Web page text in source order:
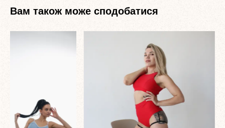
Вам також може сподобатися